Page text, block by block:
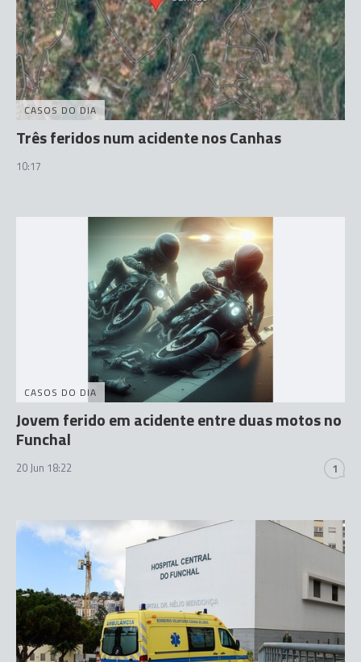
CASOS DO DIA
Três feridos num acidente nos Canhas
10:17
CASOS DO DIA
Jovem ferido em acidente entre duas motos no
Funchal
20 Jun 18:22 1